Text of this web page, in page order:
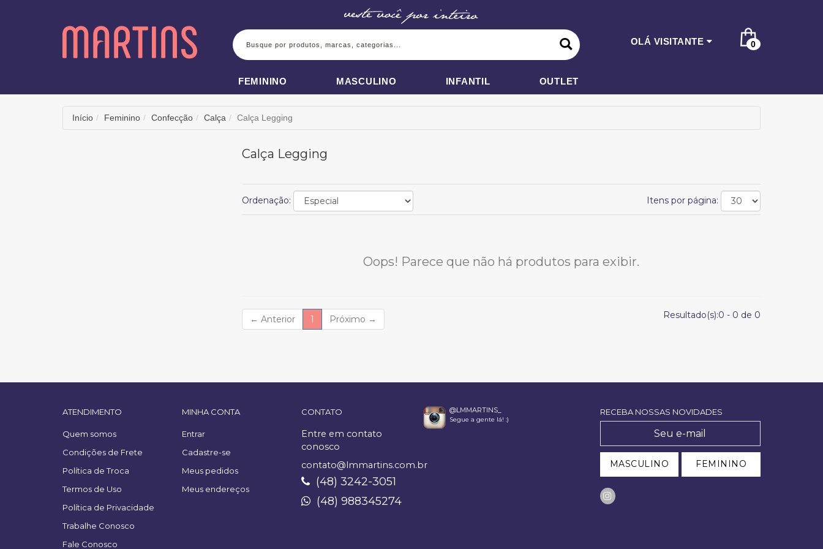
BUSCA
OLÁ VISITANTE 0
FEMININO MASCULINO INFANTIL OUTLET
Início Feminino Confecção Calça Calça Legging
Calça Legging
Ordenação: Itens por página:
Oops! Parece que não há produtos para exibir.
← Anterior 1 (current)
Próximo → Resultado(s):0 - 0 de 0
ATENDIMENTO
Quem somos
Condições de Frete
Política de Troca
Termos de Uso
Política de Privacidade
Trabalhe Conosco
Fale Conosco
MINHA CONTA
Entrar
Cadastre-se
Meus pedidos
Meus endereços
CONTATO
Entre em contato
conosco
contato@lmmartins.com.br
(48) 3242-3051
(48) 988345274
@LMMARTINS_
Segue a gente lá! :)
RECEBA NOSSAS NOVIDADES
MASCULINO FEMININO